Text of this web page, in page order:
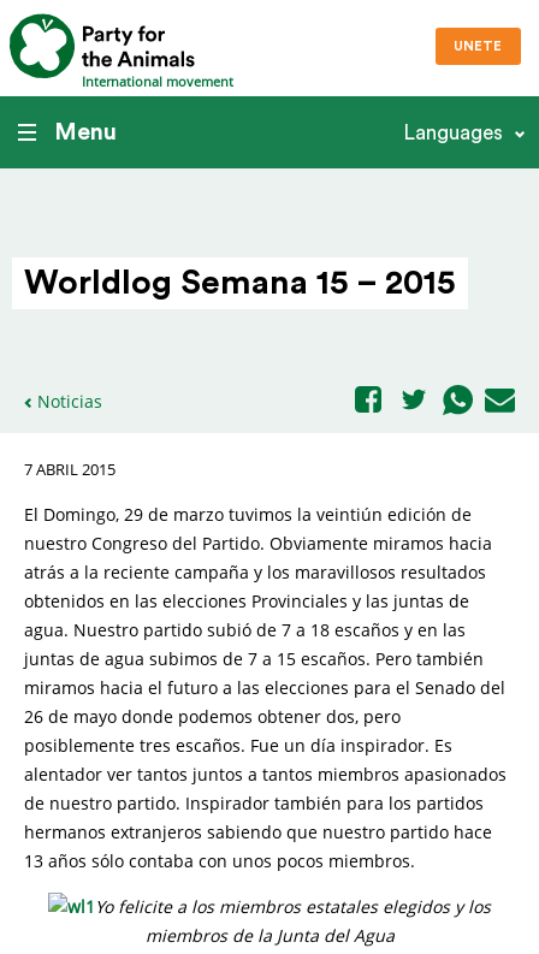
International movement
UNETE
Menu Languages
Worldlog Semana 15 – 2015
Noticias
7 ABRIL 2015
El Domingo, 29 de marzo tuvimos la veintiún edición de
nuestro Congreso del Partido. Obviamente miramos hacia
atrás a la reciente campaña y los maravillosos resultados
obtenidos en las elecciones Provinciales y las juntas de
agua. Nuestro partido subió de 7 a 18 escaños y en las
juntas de agua subimos de 7 a 15 escaños. Pero también
miramos hacia el futuro a las elecciones para el Senado del
26 de mayo donde podemos obtener dos, pero
posiblemente tres escaños. Fue un día inspirador. Es
alentador ver tantos juntos a tantos miembros apasionados
de nuestro partido. Inspirador también para los partidos
hermanos extranjeros sabiendo que nuestro partido hace
13 años sólo contaba con unos pocos miembros.
Yo felicite a los miembros estatales elegidos y los
miembros de la Junta del Agua